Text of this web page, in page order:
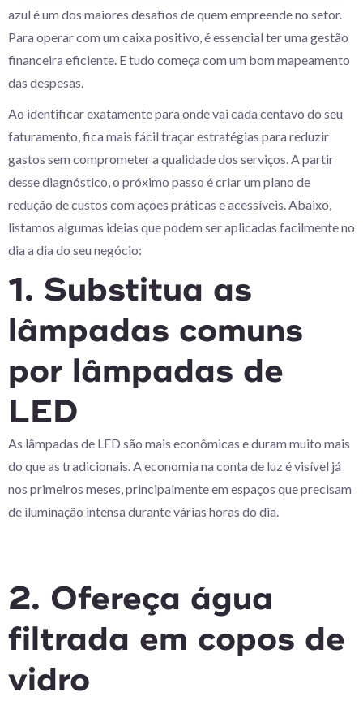
azul é um dos maiores desafios de quem empreende no setor.
Para operar com um caixa positivo, é essencial ter uma gestão
financeira eficiente. E tudo começa com um bom mapeamento
das despesas.
Ao identificar exatamente para onde vai cada centavo do seu
faturamento, fica mais fácil traçar estratégias para reduzir
gastos sem comprometer a qualidade dos serviços. A partir
desse diagnóstico, o próximo passo é criar um plano de
redução de custos com ações práticas e acessíveis. Abaixo,
listamos algumas ideias que podem ser aplicadas facilmente no
dia a dia do seu negócio:
1. Substitua as
lâmpadas comuns
por lâmpadas de
LED
As lâmpadas de LED são mais econômicas e duram muito mais
do que as tradicionais. A economia na conta de luz é visível já
nos primeiros meses, principalmente em espaços que precisam
de iluminação intensa durante várias horas do dia.
2. Ofereça água
filtrada em copos de
vidro